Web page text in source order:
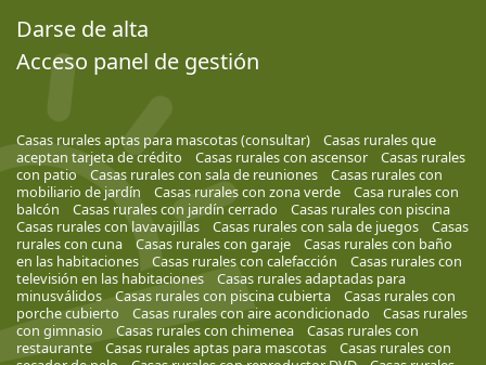
Darse de alta
Acceso panel de gestión
Casas rurales aptas para mascotas (consultar)
Casas rurales que
aceptan tarjeta de crédito
Casas rurales con ascensor
Casas rurales
con patio
Casas rurales con sala de reuniones
Casas rurales con
mobiliario de jardín
Casas rurales con zona verde
Casa rurales con
balcón
Casas rurales con jardín cerrado
Casas rurales con piscina
Casas rurales con lavavajillas
Casas rurales con sala de juegos
Casas
rurales con cuna
Casas rurales con garaje
Casas rurales con baño
en las habitaciones
Casas rurales con calefacción
Casas rurales con
televisión en las habitaciones
Casas rurales adaptadas para
minusválidos
Casas rurales con piscina cubierta
Casas rurales con
porche cubierto
Casas rurales con aire acondicionado
Casas rurales
con gimnasio
Casas rurales con chimenea
Casas rurales con
restaurante
Casas rurales aptas para mascotas
Casas rurales con